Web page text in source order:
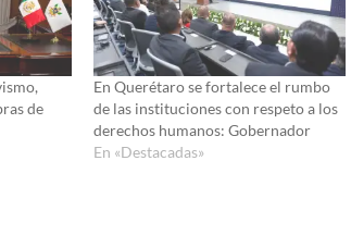
de
En Querétaro se fortalece el rumbo
de las instituciones con respeto a los
derechos humanos: Gobernador
En «Destacadas»